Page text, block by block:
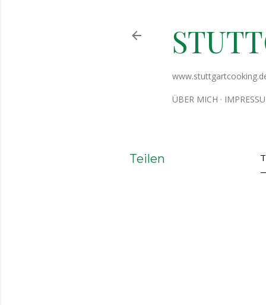
ÜBER MICH
Teilen